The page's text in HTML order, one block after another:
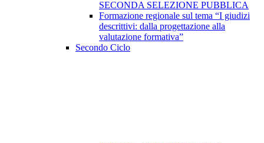
SECONDA SELEZIONE PUBBLICA
Formazione regionale sul tema “I giudizi
descrittivi: dalla progettazione alla
valutazione formativa”
Secondo Ciclo